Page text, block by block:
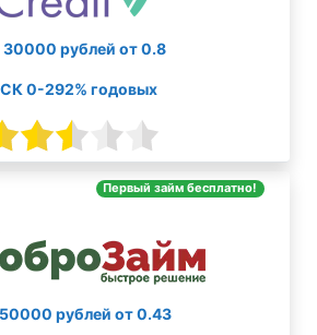
рублей от 0.8
0-292% годовых
Первый займ бесплатно!
рублей от 0.43